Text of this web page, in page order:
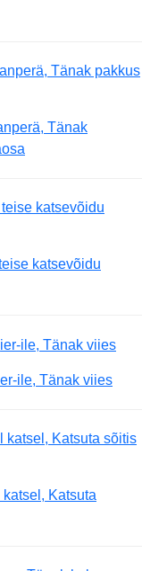
Tänak
katsevõidu
ile, Tänak viies
Katsuta